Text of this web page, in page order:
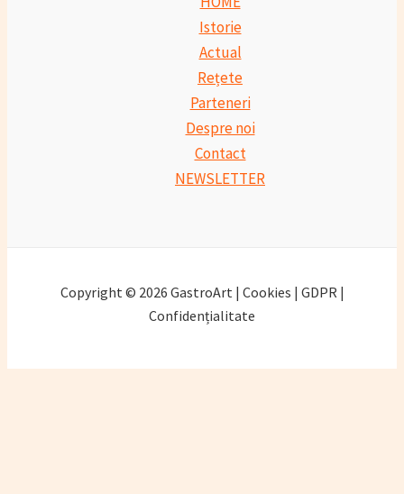
Istorie
Actual
Rețete
Parteneri
Despre noi
Contact
NEWSLETTER
Copyright © 2026 GastroArt | Cookies | GDPR |
Confidențialitate